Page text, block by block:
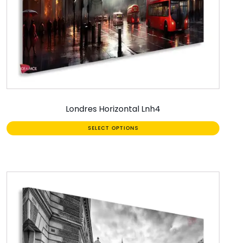
Londres Horizontal Lnh4
SELECT OPTIONS